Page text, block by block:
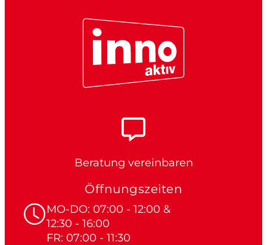
Beratung vereinbaren
Öffnungszeiten
MO-DO: 07:00 - 12:00 &
12:30 - 16:00
FR: 07:00 - 11:30